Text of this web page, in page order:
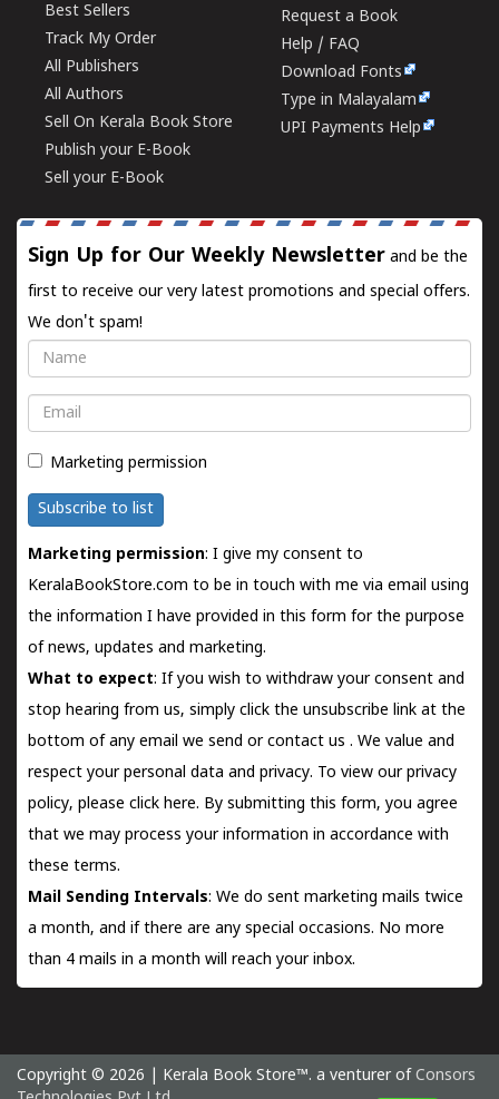
Best Sellers
Track My Order
All Publishers
All Authors
Sell On Kerala Book Store
Publish your E-Book
Sell your E-Book
Request a Book
Help / FAQ
Download Fonts
Type in Malayalam
UPI Payments Help
Sign Up for Our Weekly Newsletter and be the
first to receive our very latest promotions and special offers.
We don't spam!
Name
Email
Marketing permission
Subscribe to list
Marketing permission: I give my consent to
KeralaBookStore.com to be in touch with me via email using
the information I have provided in this form for the purpose
of news, updates and marketing.
What to expect: If you wish to withdraw your consent and
stop hearing from us, simply click the unsubscribe link at the
bottom of any email we send orcontact us . We value and
respect your personal data and privacy. To view our privacy
policy, please click here. By submitting this form, you agree
that we may process your information in accordance with
these terms.
Mail Sending Intervals: We do sent marketing mails twice
a month, and if there are any special occasions. No more
than 4 mails in a month will reach your inbox.
Copyright © 2026 | Kerala Book Store™. a venturer of Consors